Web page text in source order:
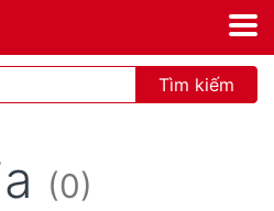
Tìm kiếm
(0)